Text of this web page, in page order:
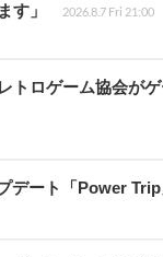
す」
2026.8.7 Fri 21:00
トロゲーム協会が
デート「Power